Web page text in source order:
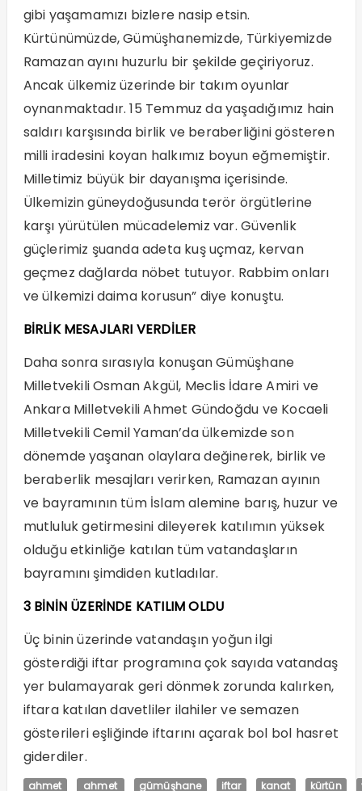
gibi yaşamamızı bizlere nasip etsin.
Kürtünümüzde, Gümüşhanemizde, Türkiyemizde
Ramazan ayını huzurlu bir şekilde geçiriyoruz.
Ancak ülkemiz üzerinde bir takım oyunlar
oynanmaktadır. 15 Temmuz da yaşadığımız hain
saldırı karşısında birlik ve beraberliğini gösteren
milli iradesini koyan halkımız boyun eğmemiştir.
Milletimiz büyük bir dayanışma içerisinde.
Ülkemizin güneydoğusunda terör örgütlerine
karşı yürütülen mücadelemiz var. Güvenlik
güçlerimiz şuanda adeta kuş uçmaz, kervan
geçmez dağlarda nöbet tutuyor. Rabbim onları
ve ülkemizi daima korusun” diye konuştu.
BİRLİK MESAJLARI VERDİLER
Daha sonra sırasıyla konuşan Gümüşhane
Milletvekili Osman Akgül, Meclis İdare Amiri ve
Ankara Milletvekili Ahmet Gündoğdu ve Kocaeli
Milletvekili Cemil Yaman’da ülkemizde son
dönemde yaşanan olaylara değinerek, birlik ve
beraberlik mesajları verirken, Ramazan ayının
ve bayramının tüm İslam alemine barış, huzur ve
mutluluk getirmesini dileyerek katılımın yüksek
olduğu etkinliğe katılan tüm vatandaşların
bayramını şimdiden kutladılar.
3 BİNİN ÜZERİNDE KATILIM OLDU
Üç binin üzerinde vatandaşın yoğun ilgi
gösterdiği iftar programına çok sayıda vatandaş
yer bulamayarak geri dönmek zorunda kalırken,
iftara katılan davetliler ilahiler ve semazen
gösterileri eşliğinde iftarını açarak bol bol hasret
giderdiler.
ahmet
ahmet
gümüşhane iftar kanat kürtün